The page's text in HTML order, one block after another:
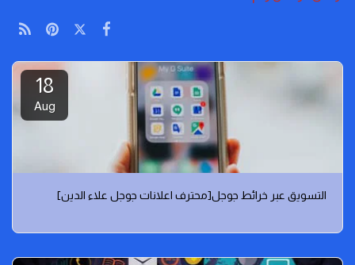
18
Aug
التسويق عبر خرائط جوجل[محترف اعلانات جوجل علاء الدين]